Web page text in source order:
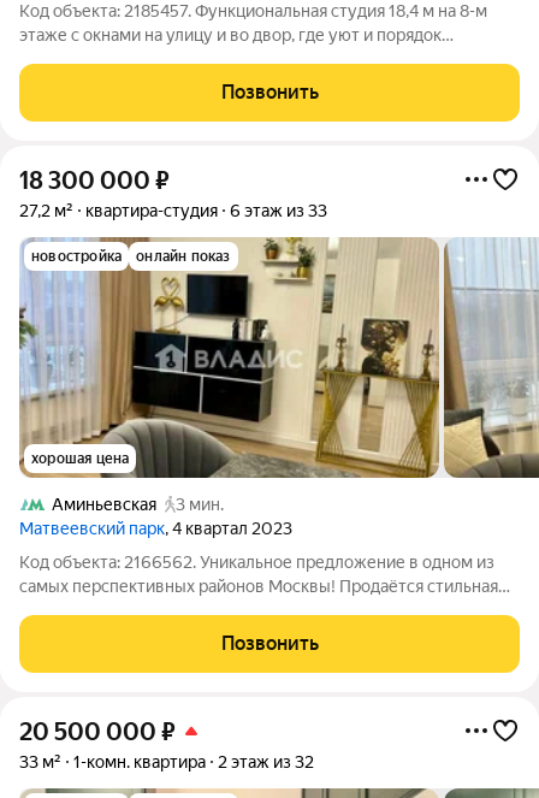
Код объекта: 2185457. Функциональная студия 18,4 м на 8-м
этаже с окнами на улицу и во двор, где уют и порядок
капитальный ремонт, к концу июня будет готов полностью с
Позвонить
18 300 000 ₽
27,2 м² квартира-студия 6 этаж из 33
новостройка онлайн показ
хорошая цена
Аминьевская
3 мин.
Матвеевский парк, 4 квартал 2023
Код объекта: 2166562. Уникальное предложение в одном из
самых перспективных районов Москвы! Продаётся стильная
шоссе, д.5, к.1. Квартира расположена на 6 этаже 17-этажного
кирпично-монолитного дома,
Позвонить
20 500 000 ₽
33 м² 1-комн. квартира 2 этаж из 32